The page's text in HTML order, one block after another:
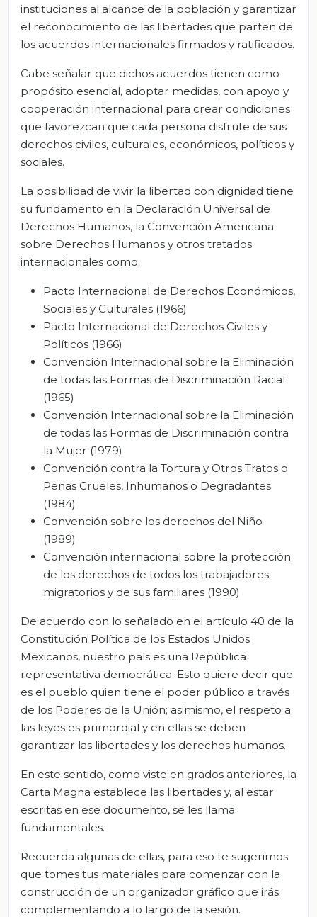
instituciones al alcance de la población y garantizar
el reconocimiento de las libertades que parten de
los acuerdos internacionales firmados y ratificados.
Cabe señalar que dichos acuerdos tienen como
propósito esencial, adoptar medidas, con apoyo y
cooperación internacional para crear condiciones
que favorezcan que cada persona disfrute de sus
derechos civiles, culturales, económicos, políticos y
sociales.
La posibilidad de vivir la libertad con dignidad tiene
su fundamento en la Declaración Universal de
Derechos Humanos, la Convención Americana
sobre Derechos Humanos y otros tratados
internacionales como:
Pacto Internacional de Derechos Económicos,
Sociales y Culturales (1966)
Pacto Internacional de Derechos Civiles y
Políticos (1966)
Convención Internacional sobre la Eliminación
de todas las Formas de Discriminación Racial
(1965)
Convención Internacional sobre la Eliminación
de todas las Formas de Discriminación contra
la Mujer (1979)
Convención contra la Tortura y Otros Tratos o
Penas Crueles, Inhumanos o Degradantes
(1984)
Convención sobre los derechos del Niño
(1989)
Convención internacional sobre la protección
de los derechos de todos los trabajadores
migratorios y de sus familiares (1990)
De acuerdo con lo señalado en el artículo 40 de la
Constitución Política de los Estados Unidos
Mexicanos, nuestro país es una República
representativa democrática. Esto quiere decir que
es el pueblo quien tiene el poder público a través
de los Poderes de la Unión; asimismo, el respeto a
las leyes es primordial y en ellas se deben
garantizar las libertades y los derechos humanos.
En este sentido, como viste en grados anteriores, la
Carta Magna establece las libertades y, al estar
escritas en ese documento, se les llama
fundamentales.
Recuerda algunas de ellas, para eso te sugerimos
que tomes tus materiales para comenzar con la
construcción de un organizador gráfico que irás
complementando a lo largo de la sesión.